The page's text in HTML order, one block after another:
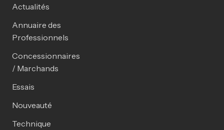
Actualités
Annuaire des
Professionnels
Concessionnaires
/ Marchands
Essais
Nouveauté
Technique